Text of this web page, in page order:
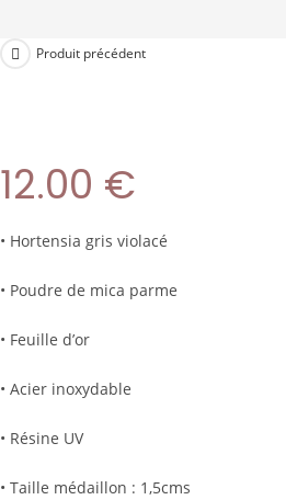
Produit précédent
12.00 €
• Hortensia gris violacé
• Poudre de mica parme
• Feuille d’or
• Acier inoxydable
• Résine UV
• Taille médaillon : 1,5cms